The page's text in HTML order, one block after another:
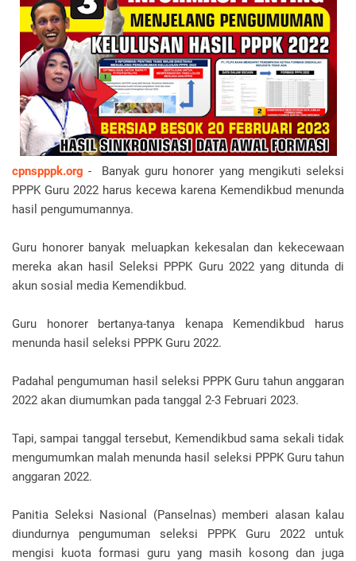
cpnspppk.org - Banyak guru honorer yang mengikuti seleksi
PPPK Guru 2022 harus kecewa karena Kemendikbud menunda
hasil pengumumannya.
Guru honorer banyak meluapkan kekesalan dan kekecewaan
mereka akan hasil Seleksi PPPK Guru 2022 yang ditunda di
akun sosial media Kemendikbud.
Guru honorer bertanya-tanya kenapa Kemendikbud harus
menunda hasil seleksi PPPK Guru 2022.
Padahal pengumuman hasil seleksi PPPK Guru tahun anggaran
2022 akan diumumkan pada tanggal 2-3 Februari 2023.
Tapi, sampai tanggal tersebut, Kemendikbud sama sekali tidak
mengumumkan malah menunda hasil seleksi PPPK Guru tahun
anggaran 2022.
Panitia Seleksi Nasional (Panselnas) memberi alasan kalau
diundurnya pengumuman seleksi PPPK Guru 2022 untuk
mengisi kuota formasi guru yang masih kosong dan juga